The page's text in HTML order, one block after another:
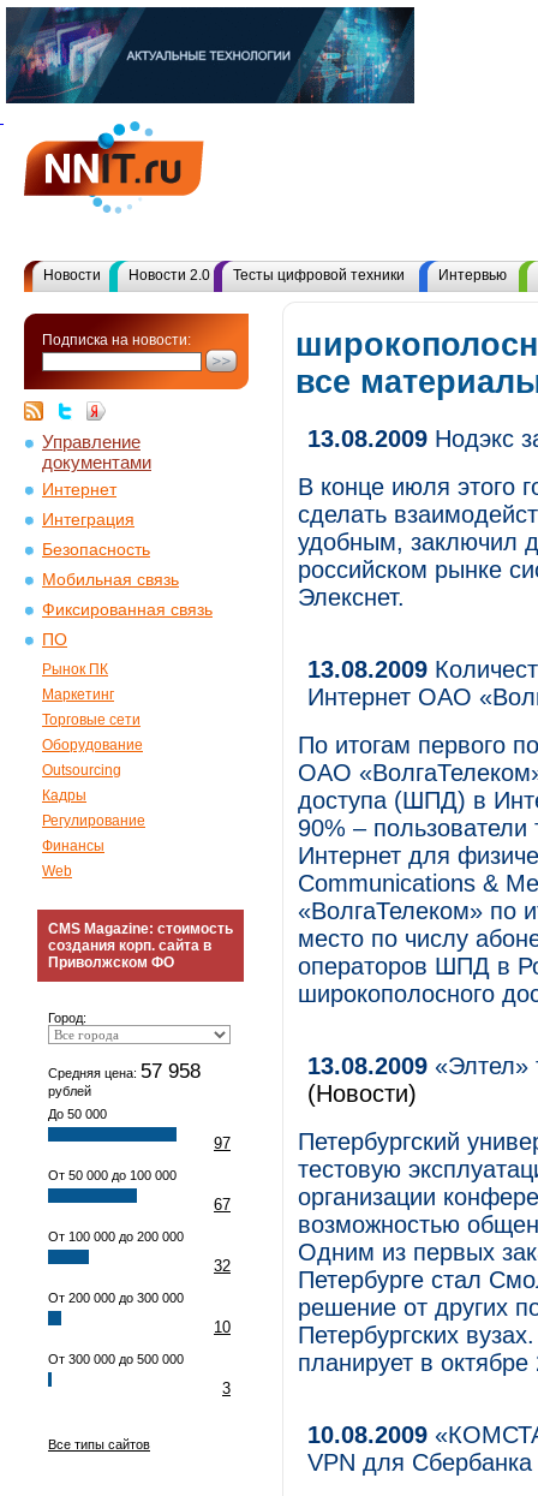
Новости Новости 2.0 Тесты цифровой техники Интервью
Подписка на новости:
Управление
документами
Интернет
Интеграция
Безопасность
Мобильная связь
Фиксированная связь
ПО
Рынок ПК
Маркетинг
Торговые сети
Оборудование
Outsourcing
Кадры
Регулирование
Финансы
Web
CMS Magazine: стоимость
создания корп. сайта в
Приволжском ФО
Город:
Средняя цена: 57 958
рублей
До 50 000
97
От 50 000 до 100 000
67
От 100 000 до 200 000
32
От 200 000 до 300 000
10
От 300 000 до 500 000
3
Все типы сайтов
все
13.08.2009 Нодэкс
В конце июля этого
сделать
удобным, заключил
российском рынке
Элекснет.
13.08.2009
Интернет ОАО
По итогам первого
ОАО
доступа (ШПД) в
90% – пользователи
Интернет для
Communications &
«ВолгаТелеком» по
место по числу
операторов ШПД в
широкополосного
13.08.2009 «Элтел»
(Новости)
Петербургский
тестовую
организации
возможностью
Одним из первых
Петербурге стал
решение от других
Петербургских
планирует в октябре
10.08.2009
VPN для